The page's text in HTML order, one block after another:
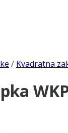
/ Kvadratna